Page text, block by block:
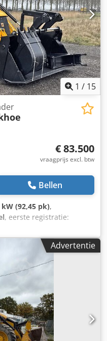
1300 mm, 450 mm
En Ndjporf - Optioneel
1 / 15
€ 83.500
vraagprijs excl. btw
Bellen
kW (92,45 pk),
, eerste registratie:
Aantal cilinders: 4
8.135 kg Afmetingen
= WIJ
ZORGT VOOR DE
Vliet is de officiële
voor verschillende
ondersteuning
zoals het leveren van
(lokale) trainingen.
Advertentie